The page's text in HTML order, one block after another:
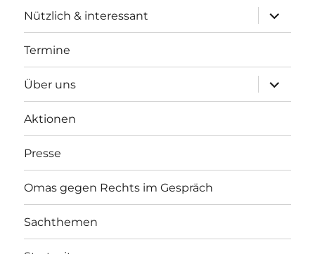
Nützlich & interessant
anzeigen
Termine
Über uns
anzeigen
Aktionen
Presse
Omas gegen Rechts im Gespräch
Sachthemen